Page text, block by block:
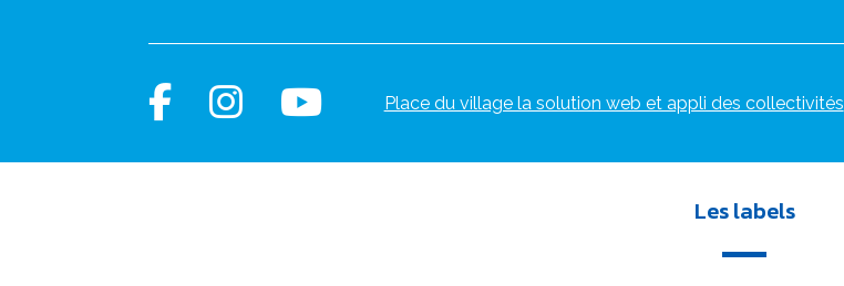
Place du village la solution web et appli des collectivités
Les labels